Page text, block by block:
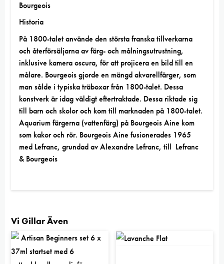
Bourgeois
Historia
På 1800-talet använde den största franska tillverkarna
och återförsäljarna av färg- och målningsutrustning,
inklusive kamera oscura, för att projicera en bild till en
målare. Bourgeois gjorde en mängd akvarellfärger, som
man sålde i typiska träboxar från 1800-talet. Dessa
konstverk är idag väldigt eftertraktade. Dessa riktade sig
till barn och skolor och kom till marknaden på 1800-talet.
Aquarium färgerna (vattenfärg) på Bourgeois Aine kom
som kakor och rör. Bourgeois Aine fusionerades 1965
med Lefranc, grundad av Alexandre Lefranc, till Lefranc
& Bourgeois
Vi Gillar Även